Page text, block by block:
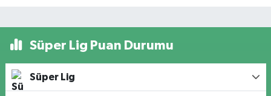
Süper Lig Puan Durumu
Süper Lig